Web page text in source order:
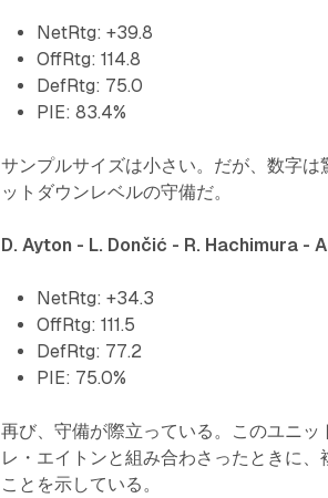
NetRtg: +39.8
OffRtg: 114.8
DefRtg: 75.0
PIE: 83.4%
サンプルサイズは小さい。だが、数字
ットダウンレベルの守備だ。
D. Ayton - L. Dončić - R. Hachimura -
NetRtg: +34.3
OffRtg: 111.5
DefRtg: 77.2
PIE: 75.0%
再び、守備が際立っている。このユニ
レ・エイトンと組み合わさったときに
ことを示している。